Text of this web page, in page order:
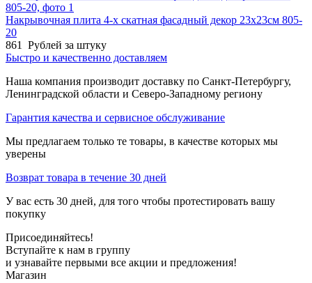
Накрывочная плита 4-х скатная фасадный декор 23х23см 805-
20
861
Рублей за штуку
Быстро и качественно доставляем
Наша компания производит доставку по Санкт-Петербургу,
Ленинградской области и Северо-Западному региону
Гарантия качества и сервисное обслуживание
Мы предлагаем только те товары, в качестве которых мы
уверены
Возврат товара в течение 30 дней
У вас есть 30 дней, для того чтобы протестировать вашу
покупку
Присоединяйтесь!
Вступайте к нам в группу
и узнавайте первыми все акции и предложения!
Магазин